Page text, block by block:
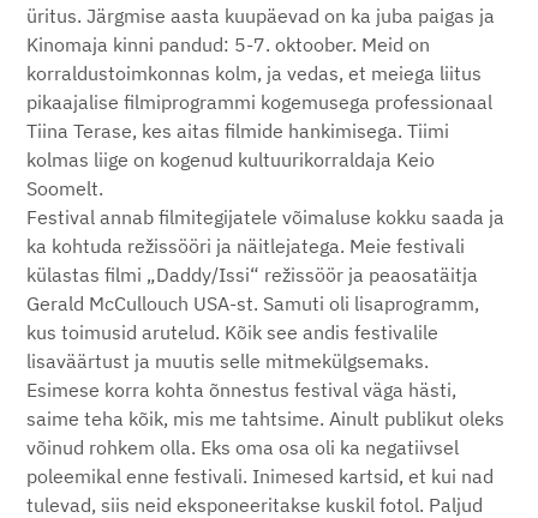
üritus. Järgmise aasta kuupäevad on ka juba paigas ja
Kinomaja kinni pandud: 5-7. oktoober. Meid on
korraldustoimkonnas kolm, ja vedas, et meiega liitus
pikaajalise filmiprogrammi kogemusega professionaal
Tiina Terase, kes aitas filmide hankimisega. Tiimi
kolmas liige on kogenud kultuurikorraldaja Keio
Soomelt.
Festival annab filmitegijatele võimaluse kokku saada ja
ka kohtuda režissööri ja näitlejatega. Meie festivali
külastas filmi „Daddy/Issi“ režissöör ja peaosatäitja
Gerald McCullouch USA-st. Samuti oli lisaprogramm,
kus toimusid arutelud. Kõik see andis festivalile
lisaväärtust ja muutis selle mitmekülgsemaks.
Esimese korra kohta õnnestus festival väga hästi,
saime teha kõik, mis me tahtsime. Ainult publikut oleks
võinud rohkem olla. Eks oma osa oli ka negatiivsel
poleemikal enne festivali. Inimesed kartsid, et kui nad
tulevad, siis neid eksponeeritakse kuskil fotol. Paljud